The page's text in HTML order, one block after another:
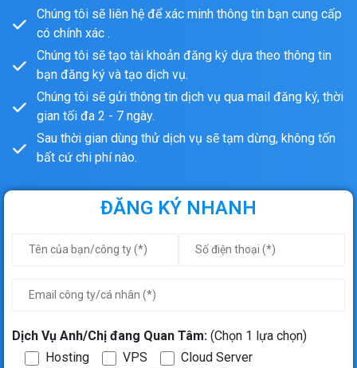
Chúng tôi sẽ liên hệ để xác minh thông tin bạn cung cấp
có chính xác .
Chúng tôi sẽ tạo tài khoản đăng ký dựa theo thông tin
bạn đăng ký và tạo dịch vụ.
Chúng tôi sẽ gửi thông tin dịch vụ qua mail đăng ký, thời
gian tối đa 2 - 7 ngày.
Sau thời gian dùng thử dịch vụ sẽ tạm dừng, không tốn
bất cứ chi phí nào.
ĐĂNG KÝ NHANH
Dịch Vụ Anh/Chị đang Quan Tâm: (Chọn 1 lựa chọn)
Hosting
VPS
Cloud Server